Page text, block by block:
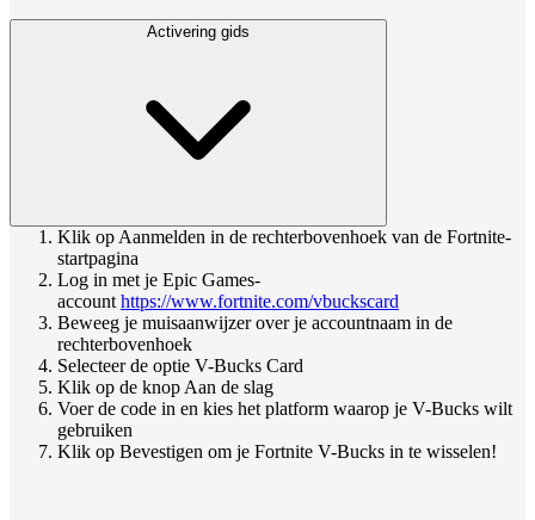
Activering gids
Klik op Aanmelden in de rechterbovenhoek van de Fortnite-
startpagina
Log in met je Epic Games-
account https://www.fortnite.com/vbuckscard
Beweeg je muisaanwijzer over je accountnaam in de
rechterbovenhoek
Selecteer de optie V-Bucks Card
Klik op de knop Aan de slag
Voer de code in en kies het platform waarop je V-Bucks wilt
gebruiken
Klik op Bevestigen om je Fortnite V-Bucks in te wisselen!